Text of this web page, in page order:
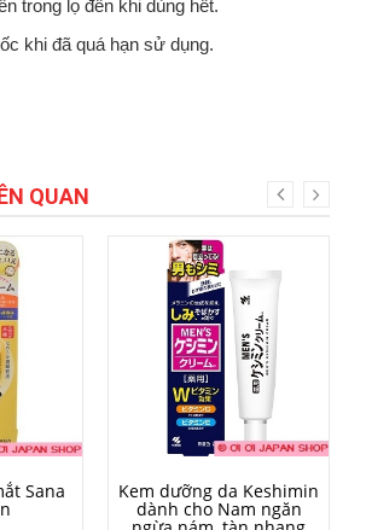
trong lọ đến khi dùng hết.
khi đã quá hạn sử dụng.
QUAN
Sana MUA HÀNG
Kem dưỡng da Keshimin
dành cho Nam ngăn